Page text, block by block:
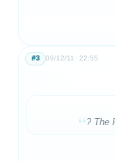
09/12/11 22:55
#3